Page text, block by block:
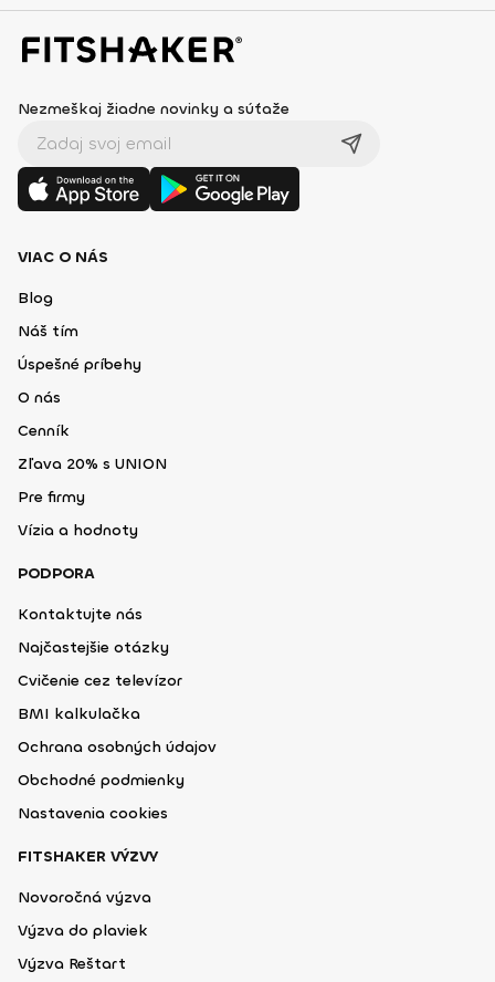
Nezmeškaj žiadne novinky a súťaže
VIAC O NÁS
Blog
Náš tím
Úspešné príbehy
O nás
Cenník
Zľava 20% s UNION
Pre firmy
Vízia a hodnoty
PODPORA
Kontaktujte nás
Najčastejšie otázky
Cvičenie cez televízor
BMI kalkulačka
Ochrana osobných údajov
Obchodné podmienky
Nastavenia cookies
FITSHAKER VÝZVY
Novoročná výzva
Výzva do plaviek
Výzva Reštart